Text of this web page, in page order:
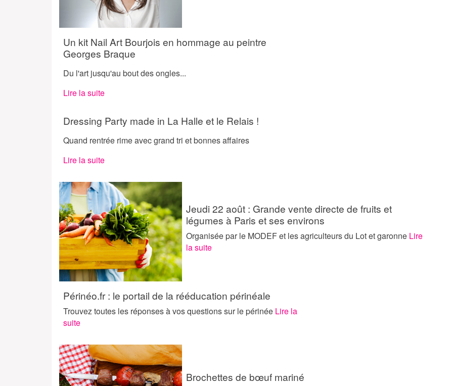
Un kit Nail Art Bourjois en hommage au peintre
Georges Braque
Du l'art jusqu'au bout des ongles...
Lire la suite
Dressing Party made in La Halle et le Relais !
Quand rentrée rime avec grand tri et bonnes affaires
Lire la suite
Jeudi 22 août : Grande vente directe de fruits et
légumes à Paris et ses environs
Organisée par le MODEF et les agriculteurs du Lot et garonne Lire
la suite
Périnéo.fr : le portail de la rééducation périnéale
Trouvez toutes les réponses à vos questions sur le périnée Lire la
suite
Brochettes de bœuf mariné